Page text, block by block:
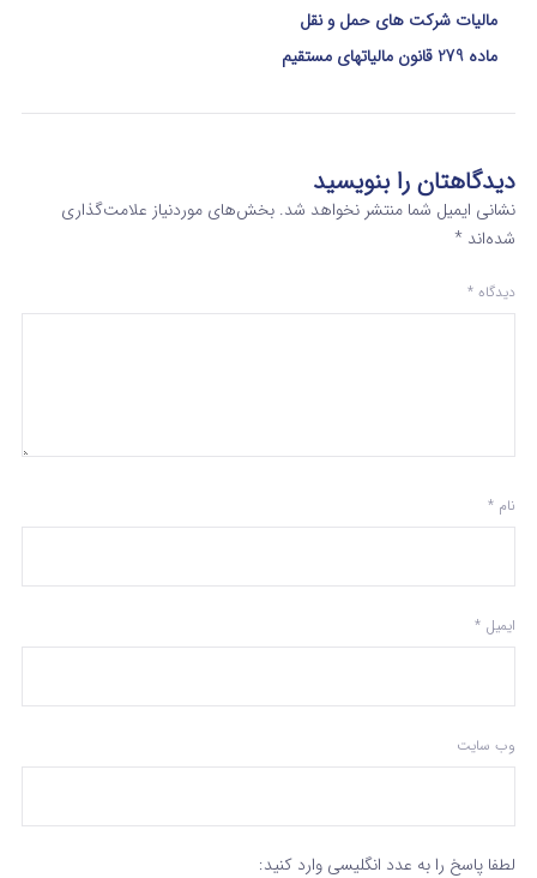
مالیات شرکت های حمل و نقل
ماده 279 قانون مالیاتهای مستقیم
دیدگاهتان را بنویسید
نشانی ایمیل شما منتشر نخواهد شد. بخش‌های موردنیاز علامت‌گذاری
شده‌اند *
دیدگاه *
نام *
ایمیل *
وب‌ سایت
لطفا پاسخ را به عدد انگلیسی وارد کنید: